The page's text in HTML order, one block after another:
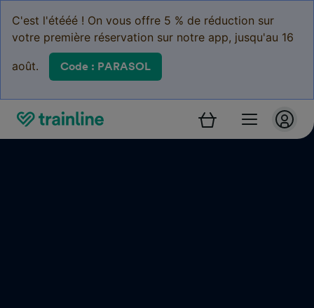
C'est l'étééé ! On vous offre 5 % de réduction sur
votre première réservation sur notre app, jusqu'au 16
août. Code : PARASOL